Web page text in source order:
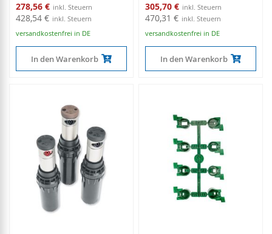
Sonderangebot
278,56 €
428,54 €
versandkostenfrei in DE
In den Warenkorb
Sonderangebot
305,70 €
470,31 €
versandkostenfrei in DE
In den Warenkorb